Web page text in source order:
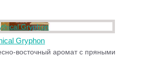
Gryphon
восточный аромат с пряными